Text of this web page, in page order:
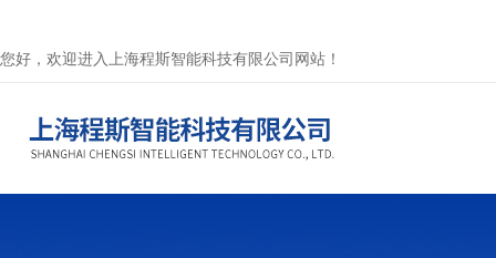
您好，欢迎进入上海程斯智能科技有限公司网站！